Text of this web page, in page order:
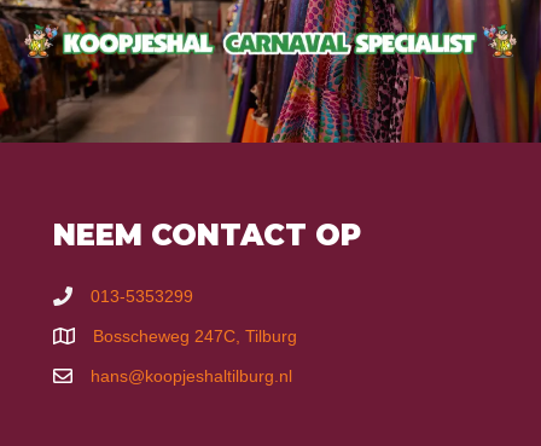
NEEM CONTACT OP
013-5353299
Bosscheweg 247C, Tilburg
hans@koopjeshaltilburg.nl